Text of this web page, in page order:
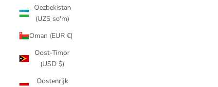
Oezbekistan
(UZS so'm)
Oman (EUR €)
Oost-Timor
(USD $)
Oostenrijk